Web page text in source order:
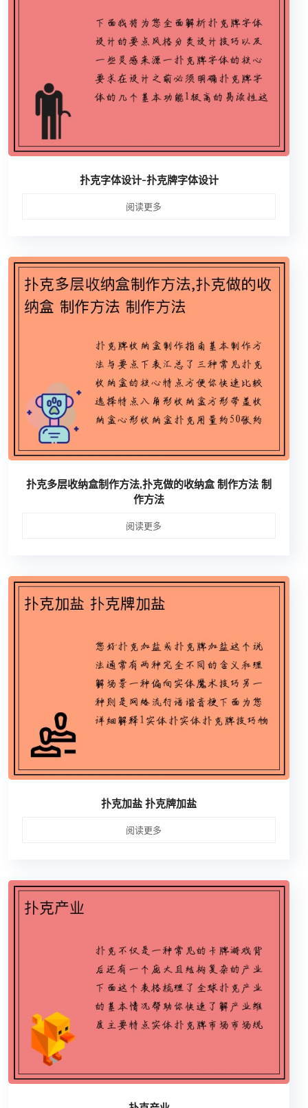
扑克字体设计-扑克牌字体设计
阅读更多
扑克多层收纳盒制作方法,扑克做的收纳盒 制作方法 制
作方法
阅读更多
扑克加盐 扑克牌加盐
阅读更多